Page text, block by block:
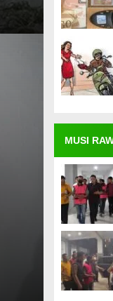
MUSI